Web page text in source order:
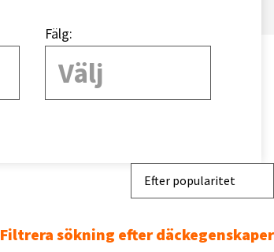
Fälg:
Välj
Efter popularitet
Filtrera sökning efter däckegenskaper